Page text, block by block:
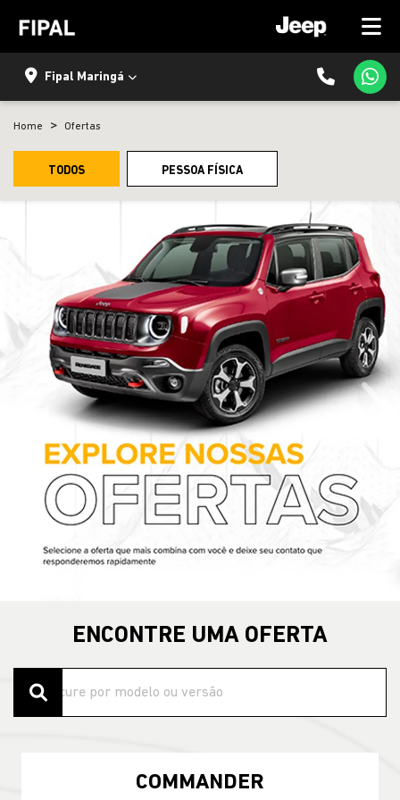
Fipal Maringá
Home Ofertas
TODOS PESSOA FÍSICA